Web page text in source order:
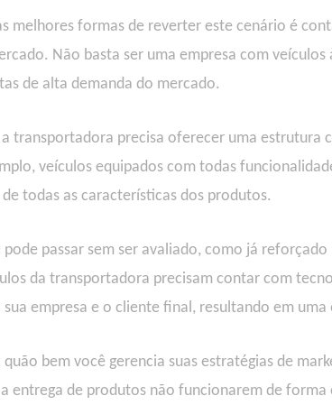
melhores formas de reverter este cenário é
Não basta ser uma empresa com
de alta demanda do mercado.
transportadora precisa oferecer uma estrutura
veículos equipados com todas
todas as características dos produtos.
passar sem ser avaliado, como já
da transportadora precisam contar com
empresa e o cliente final, resultando em
bem você gerencia suas estratégias de
entrega de produtos não funcionarem de forma